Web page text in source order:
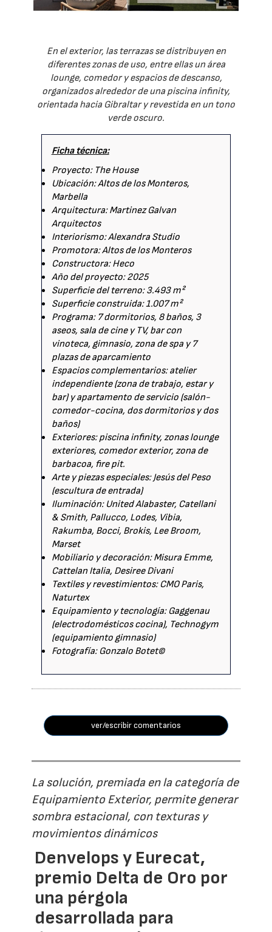
En el exterior, las terrazas se distribuyen en
diferentes zonas de uso, entre ellas un área
lounge, comedor y espacios de descanso,
organizados alrededor de una piscina infinity,
orientada hacia Gibraltar y revestida en un tono
verde oscuro.
Ficha técnica:
Proyecto: The House
Ubicación: Altos de los Monteros,
Marbella
Arquitectura: Martinez Galvan
Arquitectos
Interiorismo: Alexandra Studio
Promotora: Altos de los Monteros
Constructora: Heco
Año del proyecto: 2025
Superficie del terreno: 3.493 m²
Superficie construida: 1.007 m²
Programa: 7 dormitorios, 8 baños, 3
aseos, sala de cine y TV, bar con
vinoteca, gimnasio, zona de spa y 7
plazas de aparcamiento
Espacios complementarios: atelier
independiente (zona de trabajo, estar y
bar) y apartamento de servicio (salón-
comedor-cocina, dos dormitorios y dos
baños)
Exteriores: piscina infinity, zonas lounge
exteriores, comedor exterior, zona de
barbacoa, fire pit.
Arte y piezas especiales: Jesús del Peso
(escultura de entrada)
Iluminación: United Alabaster, Catellani
& Smith, Pallucco, Lodes, Vibia,
Rakumba, Bocci, Brokis, Lee Broom,
Marset
Mobiliario y decoración: Misura Emme,
Cattelan Italia, Desiree Divani
Textiles y revestimientos: CMO Paris,
Naturtex
Equipamiento y tecnología: Gaggenau
(electrodomésticos cocina), Technogym
(equipamiento gimnasio)
Fotografía: Gonzalo Botet©
ver/escribir comentarios
La solución, premiada en la categoría de
Equipamiento Exterior, permite generar
sombra estacional, con texturas y
movimientos dinámicos
Denvelops y Eurecat,
premio Delta de Oro por
una pérgola
desarrollada para